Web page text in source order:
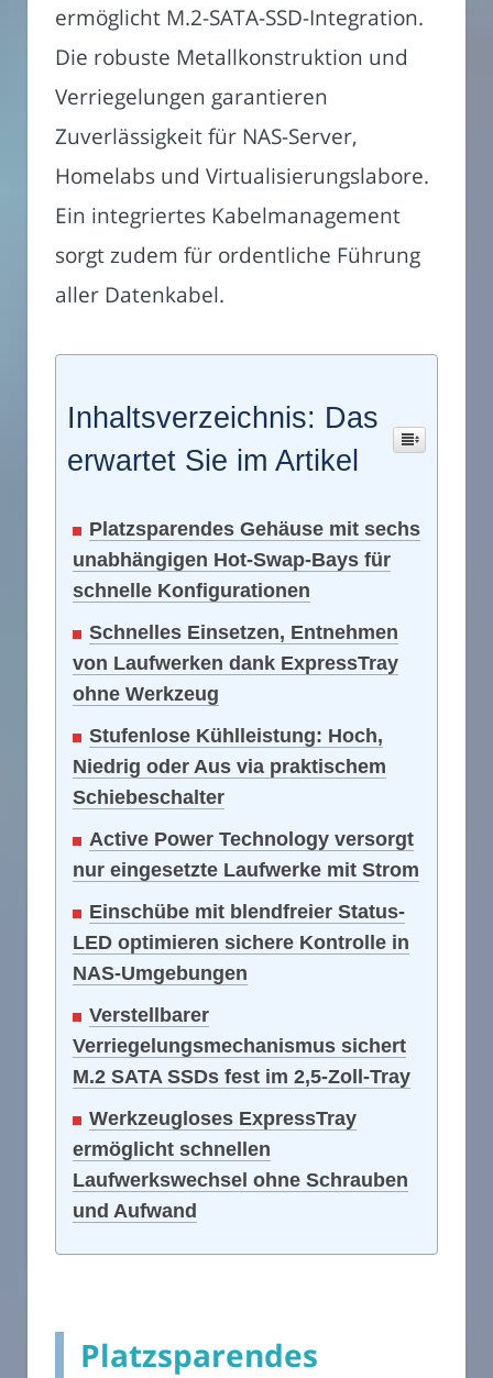
ermöglicht M.2-SATA-SSD-Integration.
Die robuste Metallkonstruktion und
Verriegelungen garantieren
Zuverlässigkeit für NAS-Server,
Homelabs und Virtualisierungslabore.
Ein integriertes Kabelmanagement
sorgt zudem für ordentliche Führung
aller Datenkabel.
Inhaltsverzeichnis: Das
erwartet Sie im Artikel
Platzsparendes Gehäuse mit sechs
unabhängigen Hot-Swap-Bays für
schnelle Konfigurationen
Schnelles Einsetzen, Entnehmen
von Laufwerken dank ExpressTray
ohne Werkzeug
Stufenlose Kühlleistung: Hoch,
Niedrig oder Aus via praktischem
Schiebeschalter
Active Power Technology versorgt
nur eingesetzte Laufwerke mit Strom
Einschübe mit blendfreier Status-
LED optimieren sichere Kontrolle in
NAS-Umgebungen
Verstellbarer
Verriegelungsmechanismus sichert
M.2 SATA SSDs fest im 2,5-Zoll-Tray
Werkzeugloses ExpressTray
ermöglicht schnellen
Laufwerkswechsel ohne Schrauben
und Aufwand
Platzsparendes